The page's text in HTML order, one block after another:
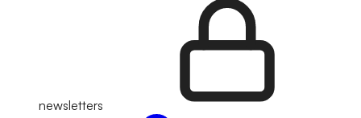
newsletters